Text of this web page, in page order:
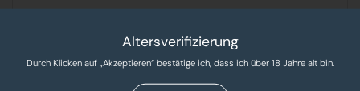
Verantwortlicher Lebensmittelunternehmer
Altersverifizierung
Durch Klicken auf „Akzeptieren“ bestätige ich, dass ich über 18 Jahre alt bin.